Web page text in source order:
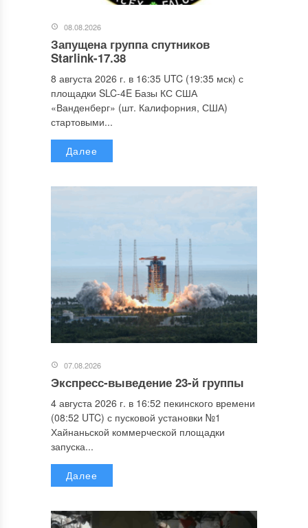
08.08.2026
Запущена группа спутников
Starlink-17.38
8 августа 2026 г. в 16:35 UTC (19:35 мск) с
площадки SLC-4E Базы КС США
«Ванденберг» (шт. Калифорния, США)
стартовыми...
Далее
07.08.2026
Экспресс-выведение 23-й группы
4 августа 2026 г. в 16:52 пекинского времени
(08:52 UTC) с пусковой установки №1
Хайнаньской коммерческой площадки
запуска...
Далее